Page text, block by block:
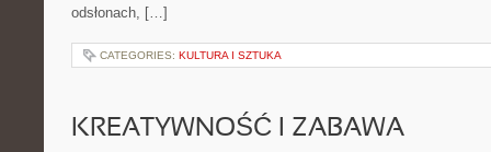
odsłonach, […]
CATEGORIES: KULTURA I SZTUKA
KREATYWNOŚĆ I ZABAWA